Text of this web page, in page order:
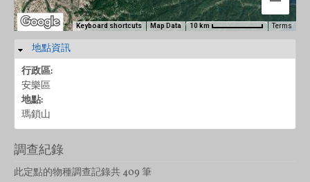
Keyboard shortcuts Map Data 10 km Terms
隱藏
地點資訊
行政區:
安樂區
地點:
瑪鎖山
調查紀錄
此定點的物種調查記錄共 409 筆